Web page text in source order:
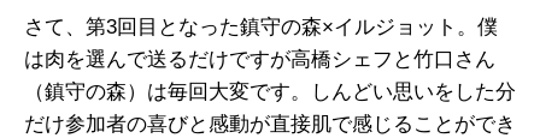
さて、第3回目となった鎮守の森×イルジョット。僕
は肉を選んで送るだけですが高橋シェフと竹口さん
（鎮守の森）は毎回大変です。しんどい思いをした分
だけ参加者の喜びと感動が直接肌で感じることができ